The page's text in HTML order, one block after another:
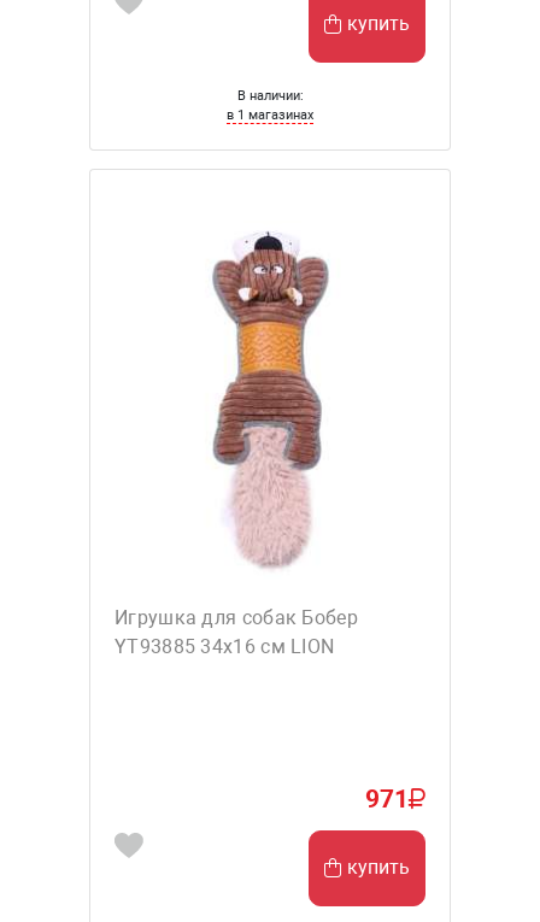
купить
В наличии:
в 1 магазинах
Игрушка для собак Бобер
YT93885 34х16 см LION
971
купить